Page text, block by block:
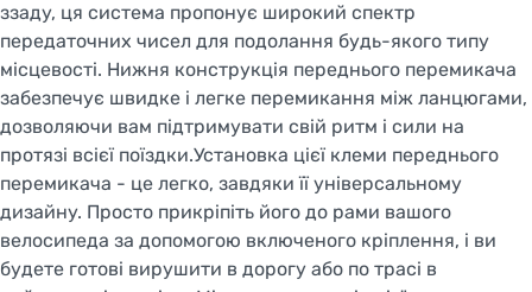
ззаду, ця система пропонує широкий спектр
передаточних чисел для подолання будь-якого типу
місцевості. Нижня конструкція переднього перемикача
забезпечує швидке і легке перемикання між ланцюгами,
дозволяючи вам підтримувати свій ритм і сили на
протязі всієї поїздки.Установка цієї клеми переднього
перемикача - це легко, завдяки її універсальному
дизайну. Просто прикріпіть його до рами вашого
велосипеда за допомогою включеного кріплення, і ви
будете готові вирушити в дорогу або по трасі в